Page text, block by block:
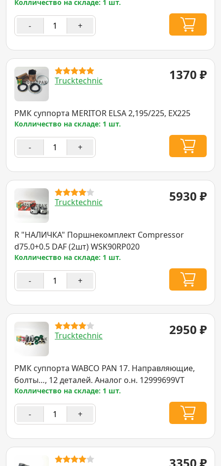
Колличество на складе: 1 шт.
- +
Trucktechnic 1370 ₽
РМК суппорта MERITOR ELSA 2,195/225, EX225
Колличество на складе: 1 шт.
- +
Trucktechnic 5930 ₽
R "НАЛИЧКА" Поршнекомплект Compressor
d75.0+0.5 DAF (2шт) WSK90RP020
Колличество на складе: 1 шт.
- +
Trucktechnic 2950 ₽
РМК суппорта WABCO PAN 17. Направляющие,
болты…, 12 деталей. Аналог о.н. 12999699VT
Колличество на складе: 1 шт.
- +